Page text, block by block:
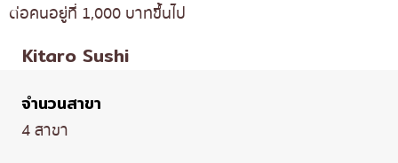
ต่อคนอยู่ที่ 1,000 บาทขึ้นไป
Kitaro Sushi
จำนวนสาขา
4 สาขา